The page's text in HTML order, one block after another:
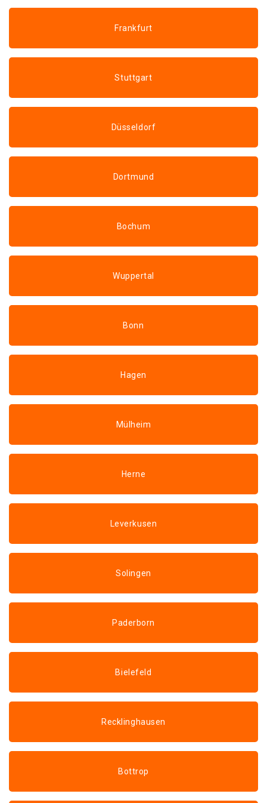
Frankfurt
Stuttgart
Düsseldorf
Dortmund
Bochum
Wuppertal
Bonn
Hagen
Mülheim
Herne
Leverkusen
Solingen
Paderborn
Bielefeld
Recklinghausen
Bottrop